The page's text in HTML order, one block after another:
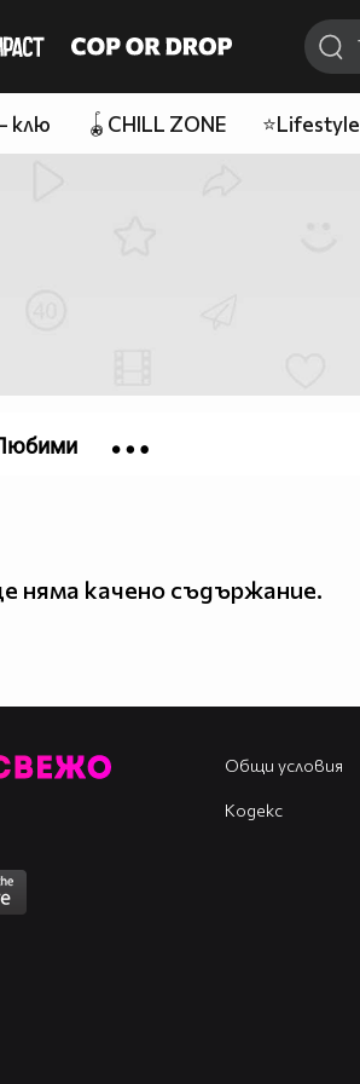
клю 🪀CHILL ZONE ⭐Lifestyle
няма качено съдържание.
Общи условия
Кодекс